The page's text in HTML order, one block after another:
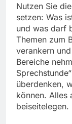
Nutzen Sie
setzen: Was
und was darf
Themen zum
verankern
Bereiche
überdenken,
können. Alles
beiseitelegen.